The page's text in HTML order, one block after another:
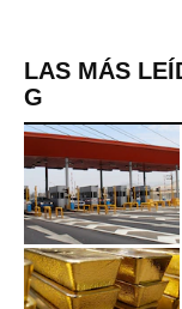
LAS MÁS
G